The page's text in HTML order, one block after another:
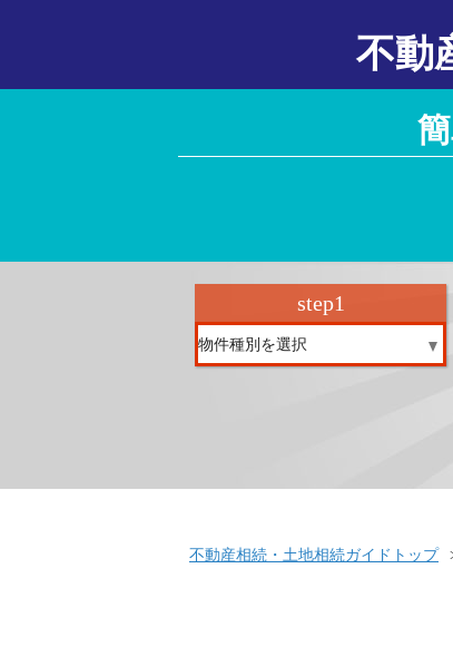
不動
step1
不動産相続・土地相続ガイドトップ